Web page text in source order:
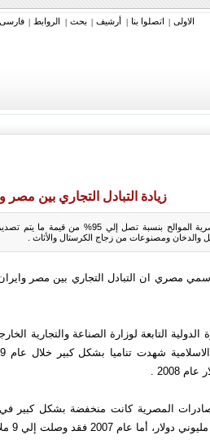
الاولی | اتصلوا بنا | أرشیف | بحث | الروابط | فارسی
زيادة التبادل التجاري بين مصر
والدخان ومصنوعات من زجاج الكرستال والأثاث .
مصري ان التبادل التجاري بين مصر
التابعة لوزارة الصناعة والتجارية